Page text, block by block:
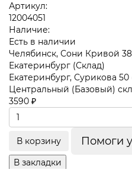
Артикул:
12004051
Наличие:
Есть в наличии
Челябинск, Сони Кривой
Екатеринбург (Склад)
Екатеринбург, Сурикова 50
Центральный (Базовый)
3590 ₽
В корзину Помоги
В закладки